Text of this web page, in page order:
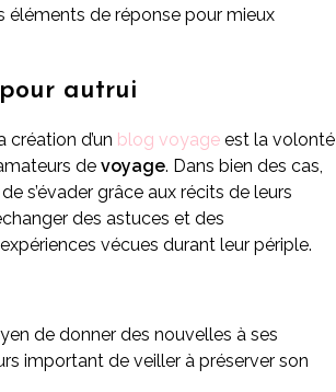
éléments de réponse pour mieux
autrui
d’un blog voyage est la volonté
de voyage. Dans bien des cas,
s’évader grâce aux récits de leurs
des astuces et des
vécues durant leur périple.
de donner des nouvelles à ses
important de veiller à préserver son